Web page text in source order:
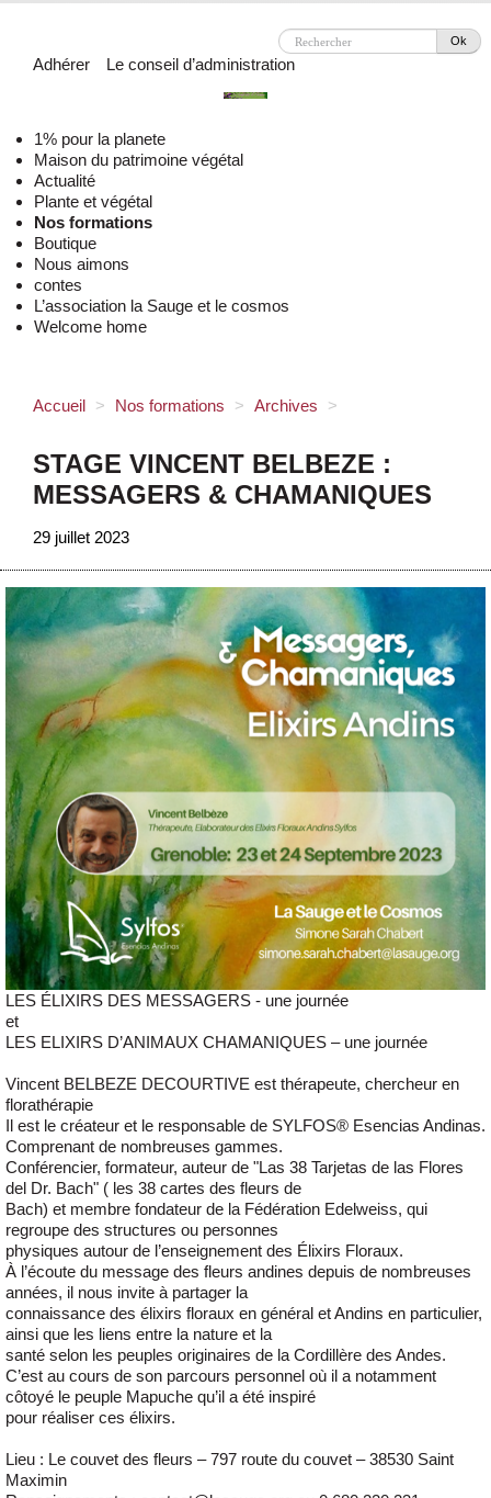
Ok
Adhérer Le conseil d’administration
1% pour la planete
Maison du patrimoine végétal
Actualité
Plante et végétal
Nos formations
Boutique
Nous aimons
contes
L’association la Sauge et le cosmos
Welcome home
Accueil > Nos formations > Archives >
STAGE VINCENT BELBEZE :
MESSAGERS & CHAMANIQUES
29 juillet 2023
LES ÉLIXIRS DES MESSAGERS - une journée
et
LES ELIXIRS D’ANIMAUX CHAMANIQUES – une journée
Vincent BELBEZE DECOURTIVE est thérapeute, chercheur en
florathérapie
Il est le créateur et le responsable de SYLFOS® Esencias Andinas.
Comprenant de nombreuses gammes.
Conférencier, formateur, auteur de "Las 38 Tarjetas de las Flores
del Dr. Bach" ( les 38 cartes des fleurs de
Bach) et membre fondateur de la Fédération Edelweiss, qui
regroupe des structures ou personnes
physiques autour de l’enseignement des Élixirs Floraux.
À l’écoute du message des fleurs andines depuis de nombreuses
années, il nous invite à partager la
connaissance des élixirs floraux en général et Andins en particulier,
ainsi que les liens entre la nature et la
santé selon les peuples originaires de la Cordillère des Andes.
C’est au cours de son parcours personnel où il a notamment
côtoyé le peuple Mapuche qu’il a été inspiré
pour réaliser ces élixirs.
Lieu : Le couvet des fleurs – 797 route du couvet – 38530 Saint
Maximin